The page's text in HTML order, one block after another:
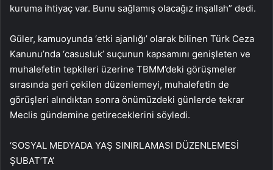
kuruma ihtiyaç var. Bunu sağlamış olacağız inşallah” dedi.
Güler, kamuoyunda ‘etki ajanlığı’ olarak bilinen Türk Ceza
Kanunu’nda ‘casusluk’ suçunun kapsamını genişleten ve
muhalefetin tepkileri üzerine TBMM’deki görüşmeler
sırasında geri çekilen düzenlemeyi, muhalefetin de
görüşleri alındıktan sonra önümüzdeki günlerde tekrar
Meclis gündemine getireceklerini söyledi.
‘SOSYAL MEDYADA YAŞ SINIRLAMASI DÜZENLEMESİ
ŞUBAT’TA’